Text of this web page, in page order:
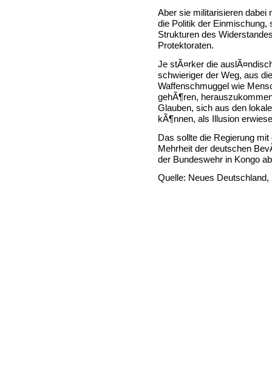
Aber sie militarisieren dabei
die Politik der
Strukturen des
Protektoraten.
Je stÃ¤rker die
schwieriger der Weg, aus
Waffenschmuggel wie
gehÃ¶ren,
Glauben, sich aus den
kÃ¶nnen, als Illusion
Das sollte die Regierung
Mehrheit der deutschen
der Bundeswehr in Kongo
Quelle: Neues Deutschland,